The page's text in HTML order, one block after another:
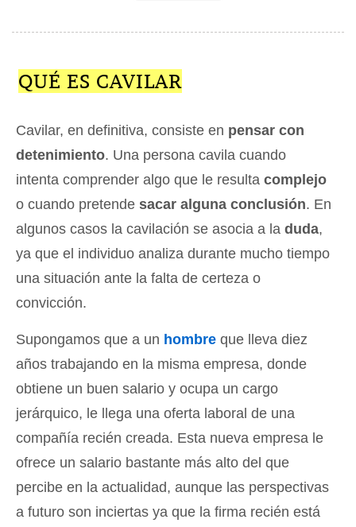
QUÉ ES CAVILAR
Cavilar, en definitiva, consiste en pensar con
detenimiento. Una persona cavila cuando
intenta comprender algo que le resulta complejo
o cuando pretende sacar alguna conclusión. En
algunos casos la cavilación se asocia a la duda,
ya que el individuo analiza durante mucho tiempo
una situación ante la falta de certeza o
convicción.
Supongamos que a un hombre que lleva diez
años trabajando en la misma empresa, donde
obtiene un buen salario y ocupa un cargo
jerárquico, le llega una oferta laboral de una
compañía recién creada. Esta nueva empresa le
ofrece un salario bastante más alto del que
percibe en la actualidad, aunque las perspectivas
a futuro son inciertas ya que la firma recién está